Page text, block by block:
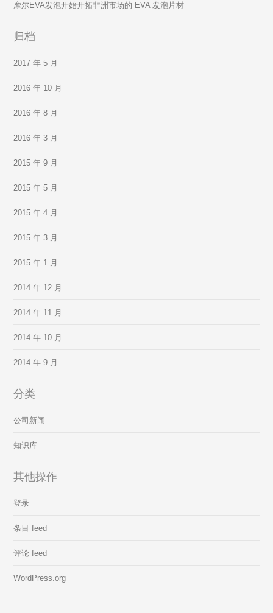
摩尔EVA发泡开始开拓非洲市场的 EVA 发泡片材
归档
2017 年 5 月
2016 年 10 月
2016 年 8 月
2016 年 3 月
2015 年 9 月
2015 年 5 月
2015 年 4 月
2015 年 3 月
2015 年 1 月
2014 年 12 月
2014 年 11 月
2014 年 10 月
2014 年 9 月
分类
公司新闻
知识库
其他操作
登录
条目 feed
评论 feed
WordPress.org